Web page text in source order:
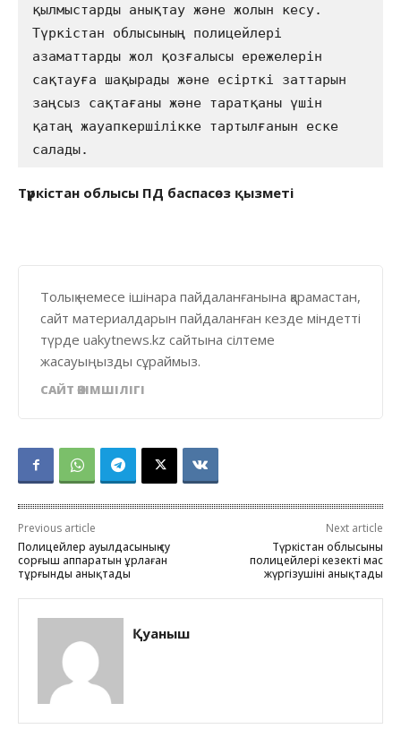
қылмыстарды анықтау және жолын кесу.
Түркістан облысының полицейлері
азаматтарды жол қозғалысы ережелерін
сақтауға шақырады және есірткі заттарын
заңсыз сақтағаны және таратқаны үшін
қатаң жауапкершілікке тартылғанын еске
салады.
Түркістан облысы ПД баспасөз қызметі
Толық немесе ішінара пайдаланғанына қарамастан,
сайт материалдарын пайдаланған кезде міндетті
түрде uakytnews.kz сайтына сілтеме
жасауыңызды сұраймыз.
САЙТ ӘКІМШІЛІГІ
Previous article
Полицейлер ауылдасының су
сорғыш аппаратын ұрлаған
тұрғынды анықтады
Next article
Түркістан облысының
полицейлері кезекті мас
жүргізушіні анықтады
Қуаныш